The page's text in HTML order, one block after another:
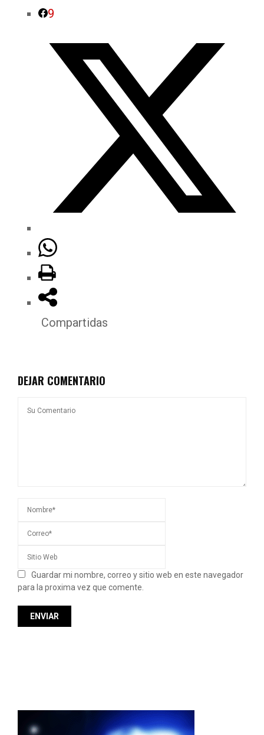
9
Compartidas
DEJAR COMENTARIO
Guardar mi nombre, correo y sitio web en este navegador
para la proxima vez que comente.